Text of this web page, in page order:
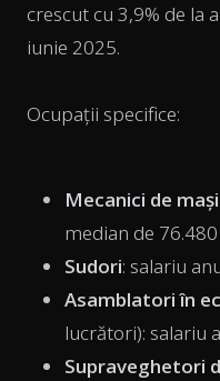
crescut cu 3,9% de la
iunie 2025.
Ocupații specifice:
Mecanici de
median de
Sudori: salariu
Asamblatori în
lucrători): salariu
Supraveghetori